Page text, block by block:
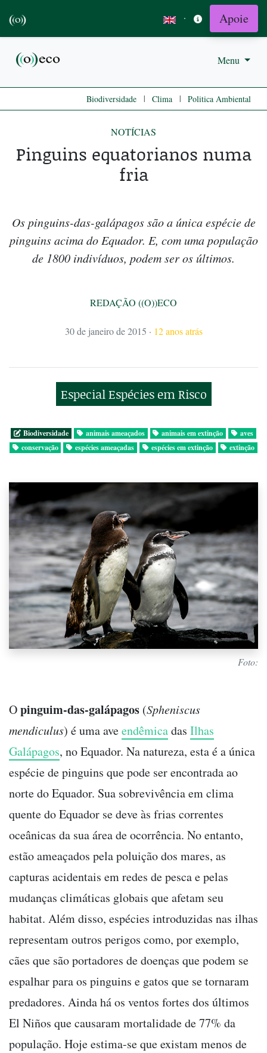
· Apoie
Menu
Biodiversidade | Clima | Politica Ambiental
NOTÍCIAS
Pinguins equatorianos numa
fria
Os pinguins-das-galápagos são a única espécie de
pinguins acima do Equador. E, com uma população
de 1800 indivíduos, podem ser os últimos.
REDAÇÃO ((O))ECO
30 de janeiro de 2015 · 12 anos atrás
Especial Espécies em Risco
Biodiversidade animais ameaçados animais em extinção
aves
conservação
espécies ameaçadas espécies em extinção extinção
Foto:
Opinguim-das-galápagos (Spheniscus
mendiculus) é uma aveendêmicadas Ilhas
Galápagos, no Equador. Na natureza, esta é a única
espécie de pinguins que pode ser encontrada ao
norte do Equador. Sua sobrevivência em clima
quente do Equador se deve às frias correntes
oceânicas da sua área de ocorrência. No entanto,
estão ameaçados pela poluição dos mares, as
capturas acidentais em redes de pesca e pelas
mudanças climáticas globais que afetam seu
habitat. Além disso, espécies introduzidas nas ilhas
representam outros perigos como, por exemplo,
cães que são portadores de doenças que podem se
espalhar para os pinguins e gatos que se tornaram
predadores. Ainda há os ventos fortes dos últimos
El Niños que causaram mortalidade de 77% da
população. Hoje estima-se que existam menos de